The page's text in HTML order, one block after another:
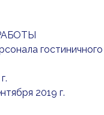
2019 г.